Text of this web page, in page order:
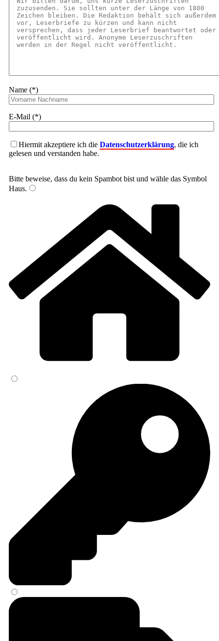
Name (*)
E-Mail (*)
Hiermit akzeptiere ich die Datenschutzerklärung, die ich
gelesen und verstanden habe.
Bitte beweise, dass du kein Spambot bist und wähle das Symbol
Haus.